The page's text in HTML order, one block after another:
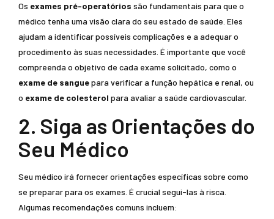
Os exames pré-operatórios são fundamentais para que o
médico tenha uma visão clara do seu estado de saúde. Eles
ajudam a identificar possíveis complicações e a adequar o
procedimento às suas necessidades. É importante que você
compreenda o objetivo de cada exame solicitado, como o
exame de sanguepara verificar a função hepática e renal, ou
o exame de colesterol para avaliar a saúde cardiovascular.
2. Siga as Orientações do
Seu Médico
Seu médico irá fornecer orientações específicas sobre como
se preparar para os exames. É crucial segui-las à risca.
Algumas recomendações comuns incluem: